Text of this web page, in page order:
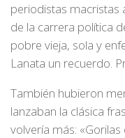
periodistas macristas
de la carrera política
pobre vieja, sola y
Lanata un recuerdo.
También hubieron
lanzaban la clásica
volvería más: